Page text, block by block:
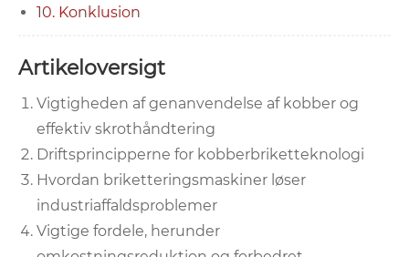
10. Konklusion
Artikeloversigt
Vigtigheden af ​​genanvendelse af kobber og
effektiv skrothåndtering
Driftsprincipperne for kobberbriketteknologi
Hvordan briketteringsmaskiner løser
industriaffaldsproblemer
Vigtige fordele, herunder